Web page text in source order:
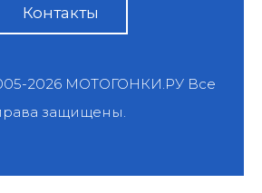
Контакты
2026 МОТОГОНКИ.РУВсе
защищены.